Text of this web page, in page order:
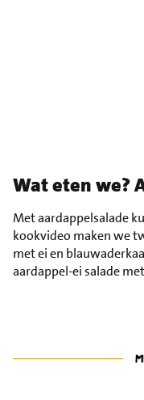
Wat eten we?
Met aardappelsalade
kookvideo maken we
met ei en
aardappel-ei salade